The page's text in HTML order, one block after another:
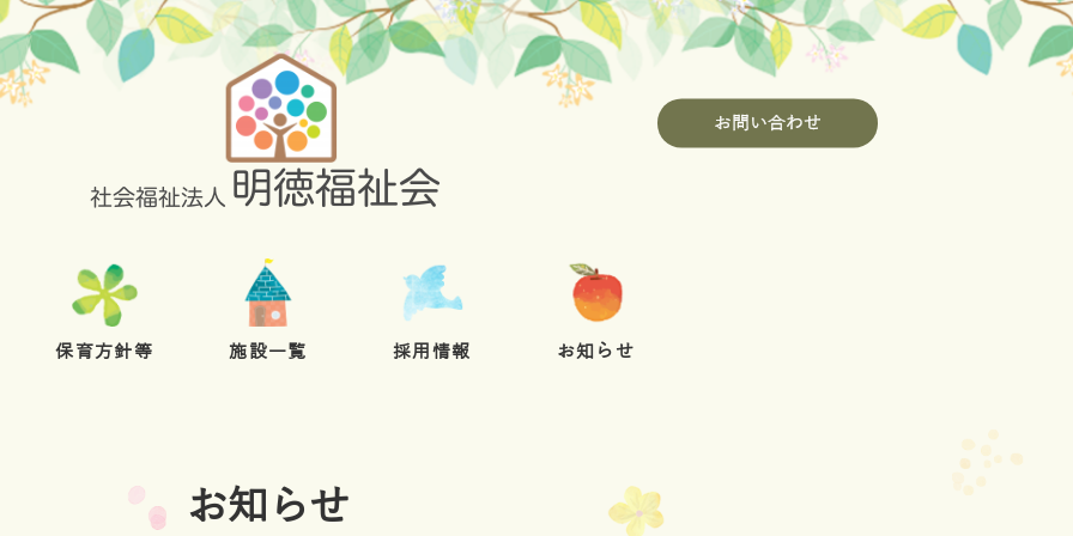
お問い合わせ
保育方針等 施設一覧 採用情報 お知らせ
お知らせ